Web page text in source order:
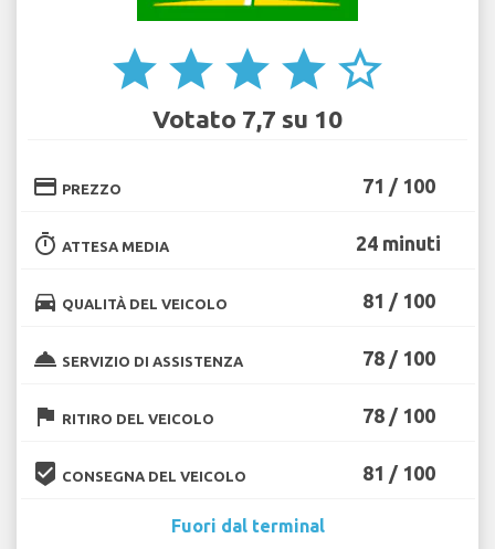
star star star star star_border
Votato 7,7 su 10
credit_card PREZZO 71 / 100
timer ATTESA MEDIA 24 minuti
directions_car QUALITÀ DEL VEICOLO 81 / 100
room_service SERVIZIO DI ASSISTENZA 78 / 100
flag RITIRO DEL VEICOLO 78 / 100
beenhere CONSEGNA DEL VEICOLO 81 / 100
Fuori dal terminal